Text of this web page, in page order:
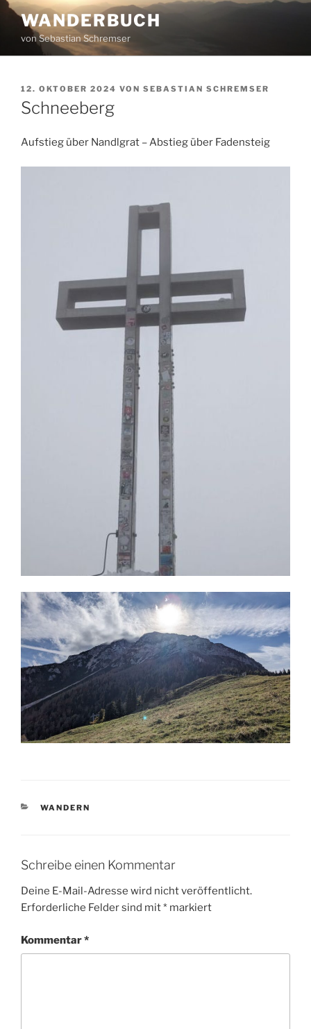
Zum
Inhalt
springen
WANDERBUCH
von Sebastian Schremser
VERÖFFENTLICHT
AM
12. OKTOBER 2024 VON SEBASTIAN SCHREMSER
Schneeberg
Aufstieg über Nandlgrat – Abstieg über Fadensteig
KATEGORIEN
WANDERN
Schreibe einen Kommentar
Deine E-Mail-Adresse wird nicht veröffentlicht.
Erforderliche Felder sind mit* markiert
Kommentar*